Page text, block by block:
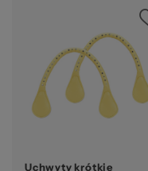
Uchwyty krótkie